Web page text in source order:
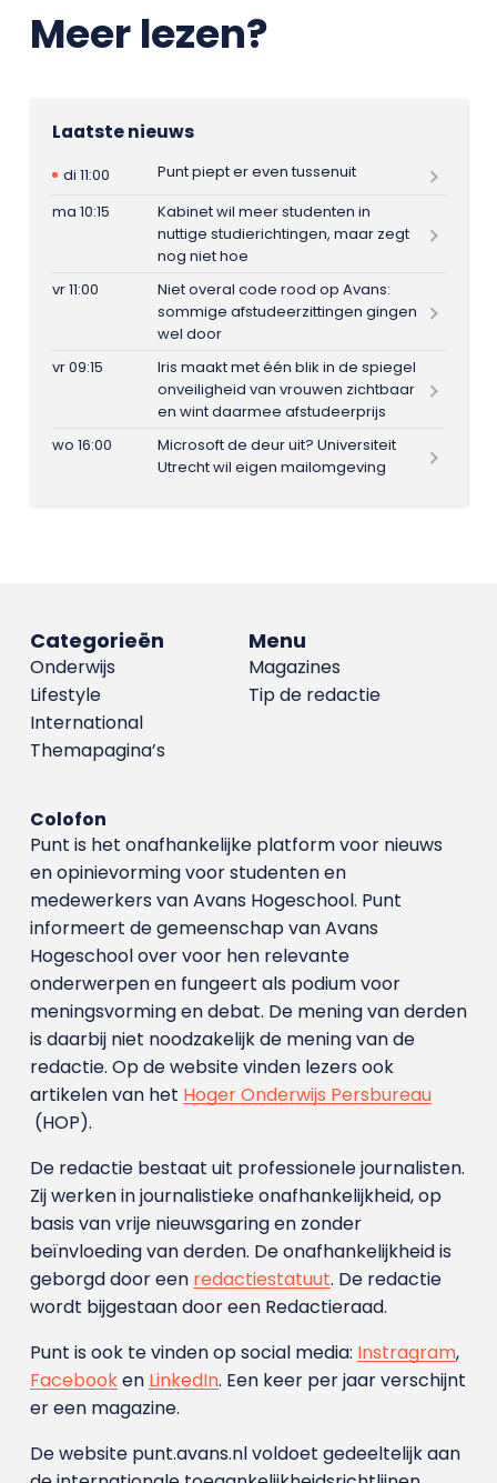
Meer lezen?
Laatste nieuws
di 11:00
Punt piept er even tussenuit
ma 10:15
Kabinet wil meer studenten in
nuttige studierichtingen, maar zegt
nog niet hoe
vr 11:00
Niet overal code rood op Avans:
sommige afstudeerzittingen gingen
wel door
vr 09:15
Iris maakt met één blik in de spiegel
onveiligheid van vrouwen zichtbaar
en wint daarmee afstudeerprijs
wo 16:00
Microsoft de deur uit? Universiteit
Utrecht wil eigen mailomgeving
Menu
Magazines
Tip de redactie
Categorieën
Onderwijs
Lifestyle
International
Themapagina’s
Colofon
Punt is het onafhankelijke platform voor nieuws
en opinievorming voor studenten en
medewerkers van Avans Hoge­school. Punt
informeert de gemeenschap van Avans
Hogeschool over voor hen relevante
onderwerpen en fungeert als podium voor
meningsvorming en debat. De mening van derden
is daarbij niet noodzakelijk de mening van de
redactie. Op de website vinden lezers ook
artikelen van het Hoger Onderwijs Persbureau
(HOP).
De redactie bestaat uit professionele journalisten.
Zij werken in journalistieke onafhankelijkheid, op
basis van vrije nieuwsgaring en zonder
beïnvloeding van derden. De onafhankelijkheid is
geborgd door een redactiestatuut. De redactie
wordt bijgestaan door een Redactieraad.
Punt is ook te vinden op social media: Instragram,
Facebooken LinkedIn. Een keer per jaar verschijnt
er een magazine.
De website punt.avans.nl voldoet gedeeltelijk aan